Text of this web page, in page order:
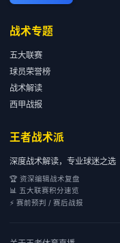
战术专题
五大联赛
球员荣誉榜
战术解读
西甲战报
王者战术派
深度战术解读，专业球迷之选
🏆 资深编辑战术复盘
📊 五大联赛积分速览
⚡ 赛前预判 / 赛后战报